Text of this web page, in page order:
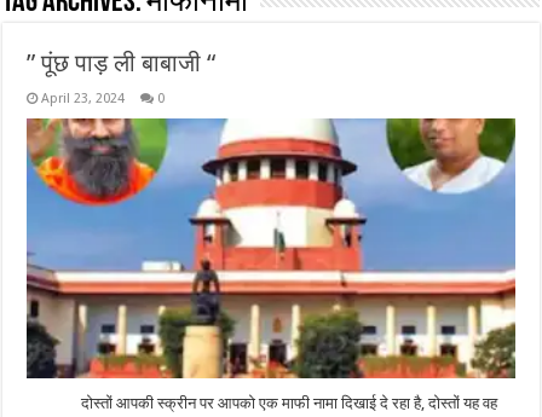
” पूंछ पाड़ ली बाबाजी “
April 23, 2024 0
दोस्तों आपकी स्क्रीन पर आपको एक माफी नामा दिखाई दे रहा है, दोस्तों यह वह